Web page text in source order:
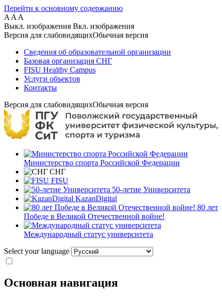
Перейти к основному содержанию
A A A
Выкл. изображения Вкл. изображения
Версия для слабовидящихОбычная версия
Сведения об образовательной организации
Базовая организация СНГ
FISU Healthy Campus
Услуги объектов
Контакты
Версия для слабовидящихОбычная версия
Министерство спорта Российской Федерации
СНГ
FISU
50-летие Университета
KazanDigital
80 лет
Победе в Великой Отечественной войне!
Международный статус университета
Select your language
Основная навигация